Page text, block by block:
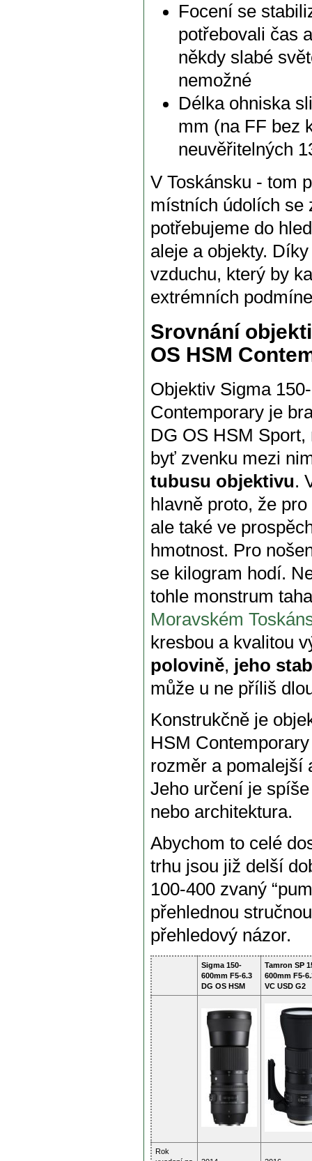
Focení se
potřebovali čas
někdy slabé
nemožné
Délka ohniska
mm (na FF bez
neuvěřitelných
V Toskánsku - tom
místních údolích se
potřebujeme do
aleje a objekty.
vzduchu, který by
extrémních
Srovnání
OS HSM
Objektiv Sigma
Contemporary je
DG OS HSM
byť zvenku mezi
tubusu objektivu.
hlavně proto, že
ale také ve
hmotnost. Pro
se kilogram hodí.
tohle monstrum
Moravském
kresbou a kvalitou
polovině, jeho
může u ne příliš
Konstrukčně je
HSM
rozměr a pomalejší
Jeho určení je
nebo architektura.
Abychom to celé
trhu jsou již delší
100-400 zvaný
přehlednou
přehledový názor.
Sigma 150-
600mm F5-6.3
DG OS HSM
Tamron SP
600mm F5-
VC USD G2
Rok